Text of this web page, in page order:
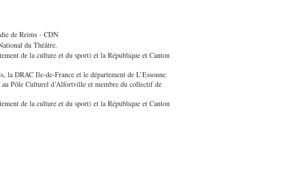
de Reims - CDN
du Théâtre.
de la culture et du sport) et la République et Canton
DRAC Ile-de-France et le département de L’Essonne.
au Pôle Culturel d’Alfortville et membre du collectif de
de la culture et du sport) et la République et Canton